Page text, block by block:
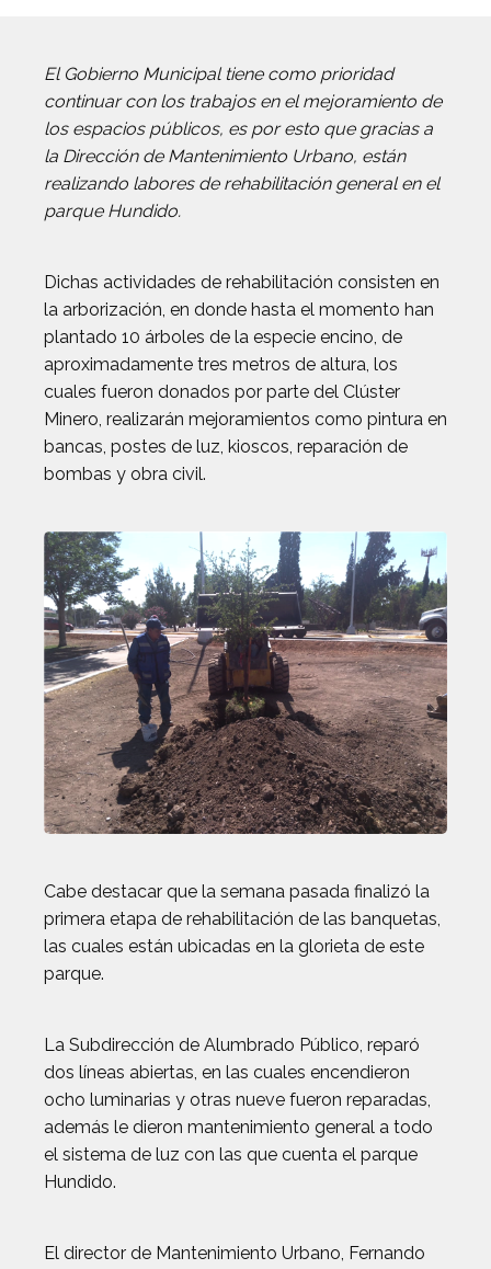
El Gobierno Municipal tiene como prioridad
continuar con los trabajos en el mejoramiento de
los espacios públicos, es por esto que gracias a
la Dirección de Mantenimiento Urbano, están
realizando labores de rehabilitación general en el
parque Hundido.
Dichas actividades de rehabilitación consisten en
la arborización, en donde hasta el momento han
plantado 10 árboles de la especie encino, de
aproximadamente tres metros de altura, los
cuales fueron donados por parte del Clúster
Minero, realizarán mejoramientos como pintura en
bancas, postes de luz, kioscos, reparación de
bombas y obra civil.
Cabe destacar que la semana pasada finalizó la
primera etapa de rehabilitación de las banquetas,
las cuales están ubicadas en la glorieta de este
parque.
La Subdirección de Alumbrado Público, reparó
dos líneas abiertas, en las cuales encendieron
ocho luminarias y otras nueve fueron reparadas,
además le dieron mantenimiento general a todo
el sistema de luz con las que cuenta el parque
Hundido.
El director de Mantenimiento Urbano, Fernando